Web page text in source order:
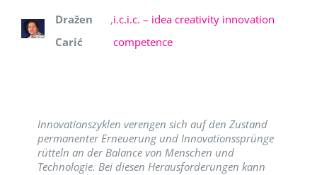
Dražen
Carić
,i.c.i.c. – idea creativity innovation
competence
Innovationszyklen verengen sich auf den Zustand
permanenter Erneuerung und Innovationssprünge
rütteln an der Balance von Menschen und
Technologie. Bei diesen Herausforderungen kann